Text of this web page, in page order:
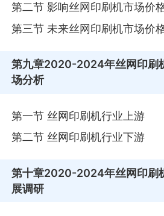
第二节 影响丝网印刷机市场价
第三节 未来丝网印刷机市场价
第九章2020-2024年丝网印刷
场分析
第一节 丝网印刷机行业上游
第二节 丝网印刷机行业下游
第十章2020-2024年丝网印刷
展调研